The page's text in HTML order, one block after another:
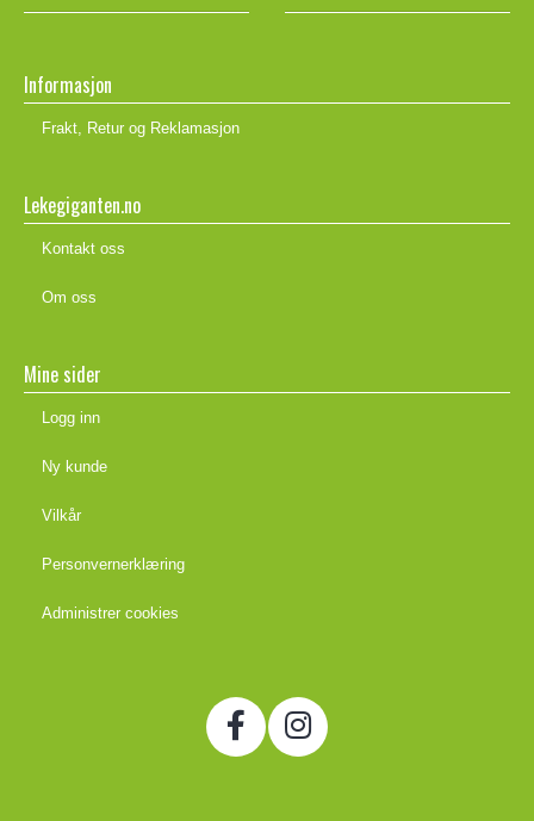
Informasjon
Frakt, Retur og Reklamasjon
Lekegiganten.no
Kontakt oss
Om oss
Mine sider
Logg inn
Ny kunde
Vilkår
Personvernerklæring
Administrer cookies